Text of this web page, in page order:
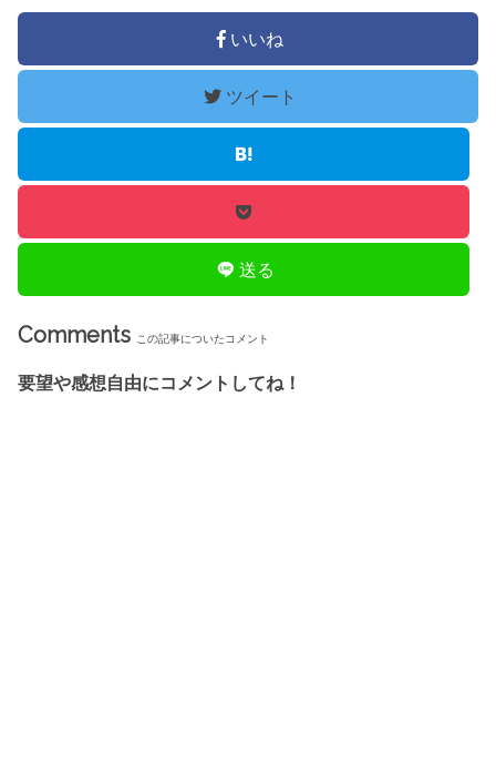
いいね
ツイート
送る
Comments この記事についたコメント
要望や感想自由にコメントしてね！